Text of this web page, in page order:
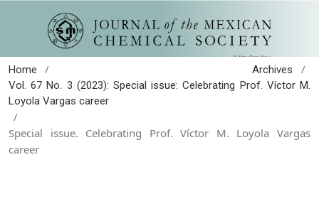
Home / Archives /
Vol. 67 No. 3 (2023): Special issue: Celebrating Prof. Víctor M.
Loyola Vargas career
/
Special issue. Celebrating Prof. Víctor M. Loyola Vargas
career